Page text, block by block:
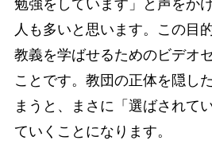
勉強をしています」と声をか
人も多いと思います。この目
教義を学ばせるためのビデオ
ことです。教団の正体を隠し
まうと、まさに「選ばされて
ていくことになります。